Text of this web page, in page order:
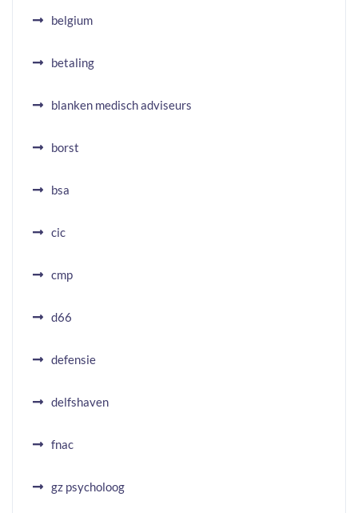
belgium
betaling
blanken medisch adviseurs
borst
bsa
cic
cmp
d66
defensie
delfshaven
fnac
gz psycholoog